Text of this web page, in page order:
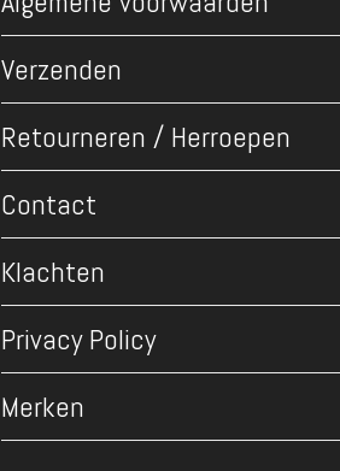
Verzenden
Retourneren / Herroepen
Contact
Klachten
Privacy Policy
Merken